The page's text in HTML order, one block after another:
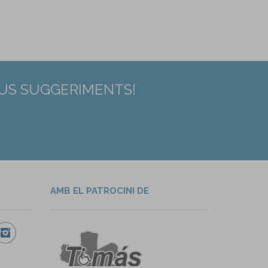
SUGGERIMENTS!
AMB EL PATROCINI DE